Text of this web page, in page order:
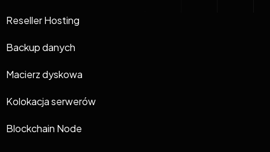
Reseller Hosting
Backup danych
Macierz dyskowa
Kolokacja serwerów
Blockchain Node